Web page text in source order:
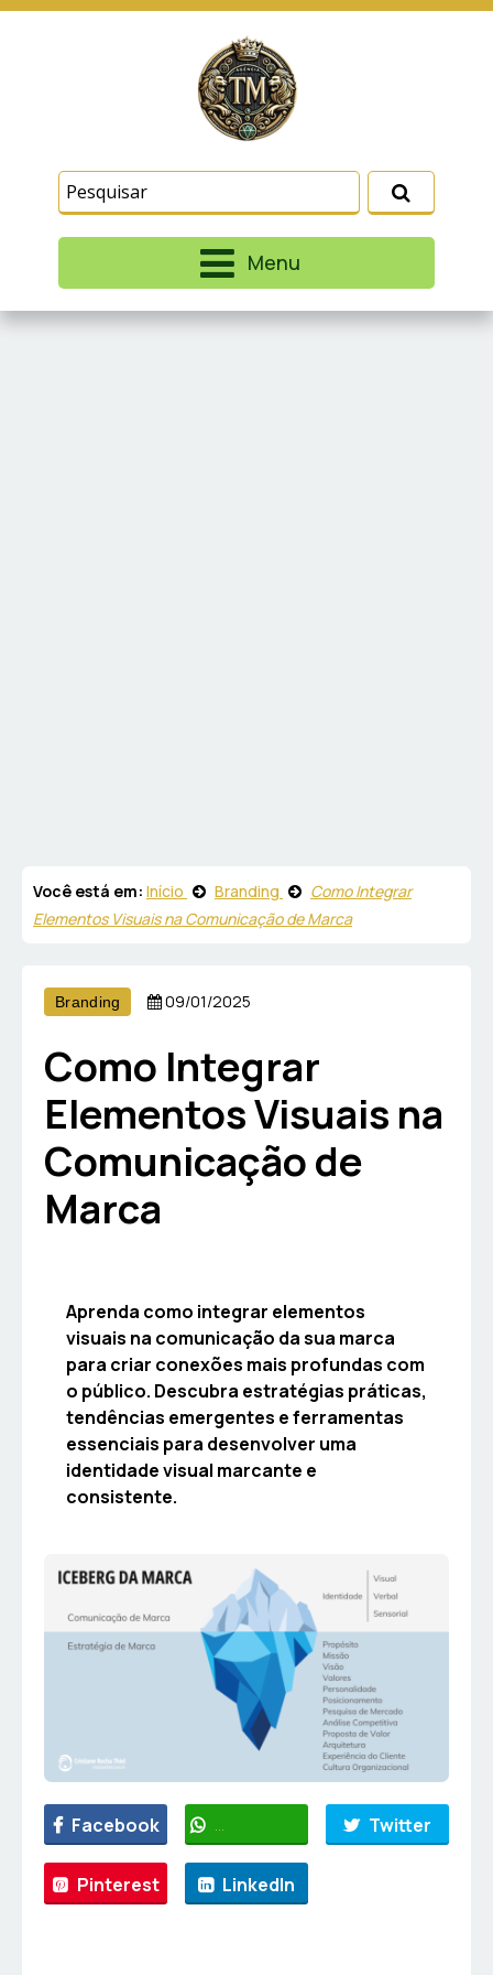
Menu
Você está em: Início Branding
Como Integrar
Elementos Visuais na Comunicação de Marca
Branding 09/01/2025
Como Integrar
Elementos Visuais na
Comunicação de
Marca
Aprenda como integrar elementos
visuais na comunicação da sua marca
para criar conexões mais profundas com
o público. Descubra estratégias práticas,
tendências emergentes e ferramentas
essenciais para desenvolver uma
identidade visual marcante e
consistente.
Facebook WhatsApp Twitter
Pinterest LinkedIn
similares para lembrar e entender como você usa
nosso site, analisar seu uso de nossos produtos
e serviços, ajudar com nossos esforços de
marketing e fornecer conteúdo de terceiros. Leia
Termos e CondiçõesePolítica de